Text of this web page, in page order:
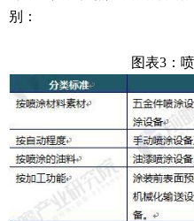
别：
图表3：